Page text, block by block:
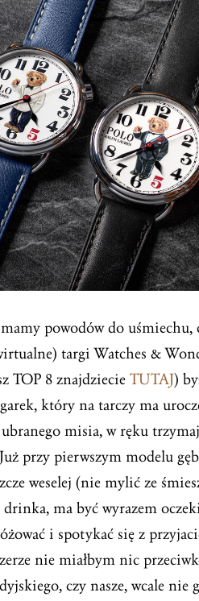
powodów do uśmiechu,
targi Watches &
TOP 8 znajdziecie TUTAJ)
który na tarczy ma
misia, w ręku
przy pierwszym modelu
weselej (nie mylić ze
ma być wyrazem
i spotykać się z
nie miałbym nic
czy nasze, wcale nie